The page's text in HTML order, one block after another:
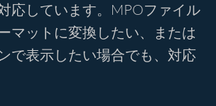
応しています。MPOファイル
マットに変換したい、または
で表示したい場合でも、対応